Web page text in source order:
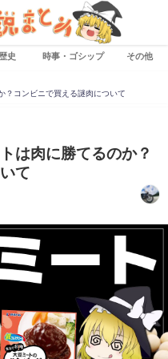
歴史 時事・ゴシップ その他
？コンビニで買える謎肉について
は肉に勝てるのか？
て